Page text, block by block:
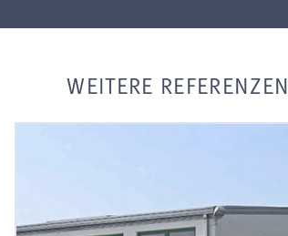
WEITERE REFERENZEN